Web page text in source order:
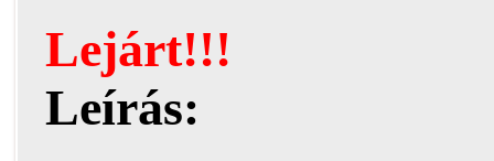
Lejárt!!!
Leírás: